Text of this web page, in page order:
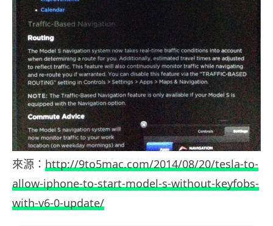
來源： http://9to5mac.com/2014/08/20/tesla-to-
allow-iphone-to-start-model-s-without-keyfobs-
with-v6-0-update/